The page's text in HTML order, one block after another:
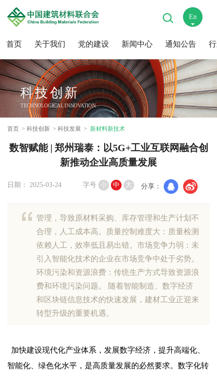
首页 关于我们 党的建设 新闻中心 通知公告
En
中
科技创新
TECHNOLOGICAL INNOVATION
首页 科技创新 科技发展 新材料新技术
数智赋能 | 郑州瑞泰：以5G+工业互联网融合创
新推动企业高质量发展
日期： 2025-03-24 字号 小 中 大 分享：
管理，导致原材料采购、库存管理和生产计划不
合理，人工成本高。质量控制难度大：质量检测
依赖人工，效率低且易出错。市场竞争力弱：未
引入智能化技术的企业在市场竞争中处于劣势。
环境污染和资源浪费：传统生产方式导致资源浪
费和环境污染问题。 随着智能制造、数字经济
和区块链信息技术的快速发展，建材工业正迎来
转型升级的重要机遇。
加快建设现代化产业体系，发展数字经济，提升高端化、
智能化、绿色化水平，是高质量发展的必然要求。数字化转